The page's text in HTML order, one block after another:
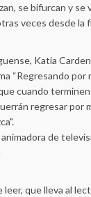
se bifurcan y se
veces desde la
Katia
“Regresando por
cuando terminen
regresar por
de
leer, que lleva al